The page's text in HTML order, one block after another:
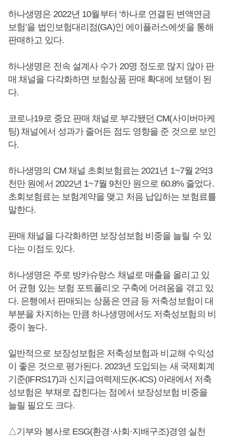
하나생명은 2022년 10월부터 ‘하나로 연결된 변액연금
보험’을 법인보험대리점(GA)인 에이플러스에셋을 통해
판매하고 있다.
하나생명은 전속 설계사 수가 20명 정도로 많지 않아 판
매 채널을 다각화하면 보험상품 판매 확대에 보탬이 된
다.
코로나19로 중요 판매 채널로 부각됐던 CM(사이버마케
팅) 채널에서 성과가 줄어든 점도 영향을 준 것으로 보인
다.
하나생명의 CM 채널 초회보험료는 2021년 1~7월 2억3
천만 원에서 2022년 1~7월 9천만 원으로 60.8% 줄었다.
초회보험료는 보험계약을 맺고 처음 납입하는 보험료를
말한다.
판매 채널을 다각화하면 보장성보험 비중을 늘릴 수 있
다는 이점도 있다.
하나생명은 주로 방카슈랑스 채널로 매출을 올리고 있
어 균형 있는 보험 포트폴리오 구축에 어려움을 겪고 있
다. 은행에서 판매되는 상품은 연금 등 저축성보험이 대
부분을 차지하는 만큼 하나생명에서도 저축성보험의 비
중이 높다.
일반적으로 보장성보험은 저축성보험과 비교해 수익성
이 좋은 것으로 평가된다. 2023년 도입되는 새 국제회계
기준(IFRS17)과 신지급여력제도(K-ICS) 아래에서 저축
성보험은 부채로 잡힌다는 점에서 보장성보험 비중을
늘릴 필요도 크다.
△기부와 봉사로 ESG(환경·사회·지배구조)경영 실천